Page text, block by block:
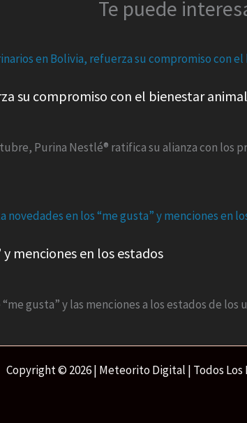
Te puede
su compromiso con el bienestar animal
Purina Nestlé® ratifica su alianza con los
menciones en los estados
gusta” y las menciones a los estados de
Copyright © 2026 | Meteorito Digital | Todos Los